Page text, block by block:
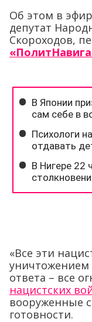
Об этом в
депутат
Скороходов,
«Все эти
уничтожением
ответа – все
нацистских
вооруженные
готовности.